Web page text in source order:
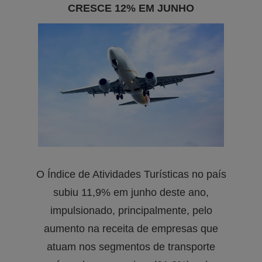
CRESCE 12% EM JUNHO
O Índice de Atividades Turísticas no país
subiu 11,9% em junho deste ano,
impulsionado, principalmente, pelo
aumento na receita de empresas que
atuam nos segmentos de transporte